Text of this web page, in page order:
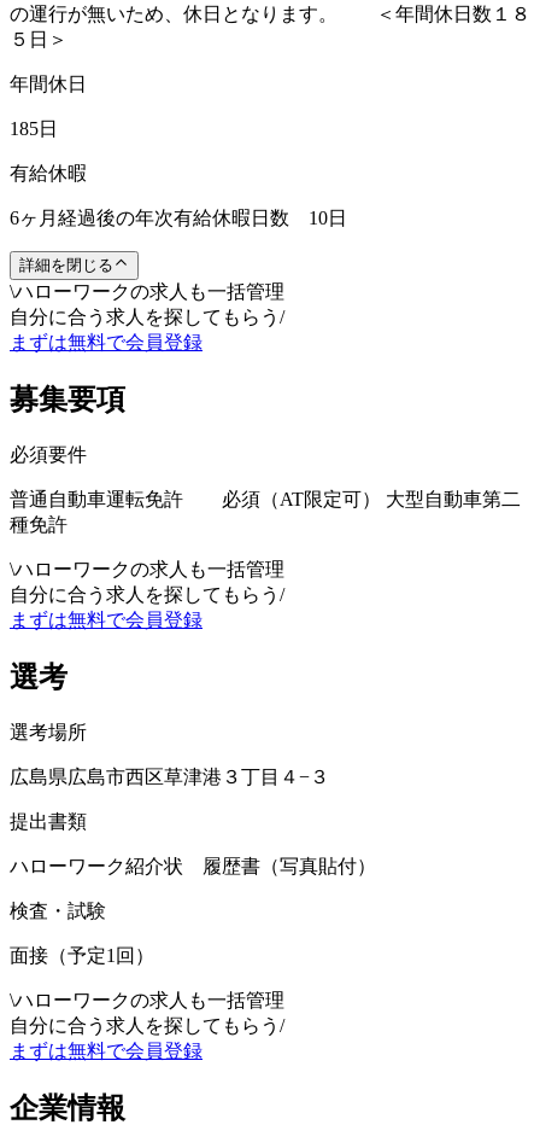
の運行が無いため、休日となります。 ＜年間休日数１８
５日＞
年間休日
185日
有給休暇
6ヶ月経過後の年次有給休暇日数 10日
詳細を閉じる
\ハローワークの求人も一括管理
自分に合う求人を探してもらう /
まずは無料で会員登録
募集要項
必須要件
普通自動車運転免許 必須（AT限定可） 大型自動車第二
種免許
\ハローワークの求人も一括管理
自分に合う求人を探してもらう /
まずは無料で会員登録
選考
選考場所
広島県広島市西区草津港３丁目４−３
提出書類
ハローワーク紹介状 履歴書（写真貼付）
検査・試験
面接（予定1回）
\ハローワークの求人も一括管理
自分に合う求人を探してもらう /
まずは無料で会員登録
企業情報